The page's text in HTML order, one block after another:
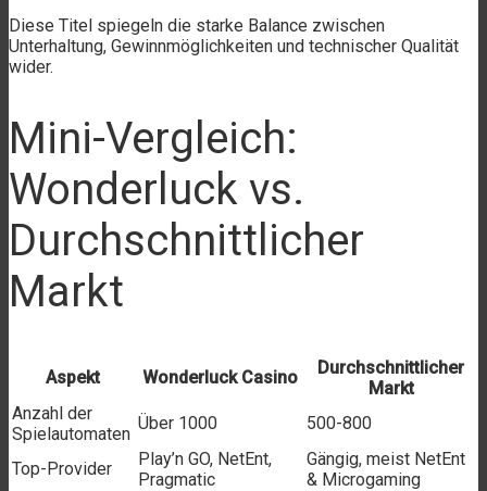
Diese Titel spiegeln die starke Balance zwischen
Unterhaltung, Gewinnmöglichkeiten und technischer Qualität
wider.
Mini-Vergleich:
Wonderluck vs.
Durchschnittlicher
Markt
Aspekt Wonderluck Casino
Durchschnittlicher
Markt
Anzahl der
Spielautomaten
Über 1000 500-800
Top-Provider
Play’n GO, NetEnt,
Pragmatic
Gängig, meist NetEnt
& Microgaming